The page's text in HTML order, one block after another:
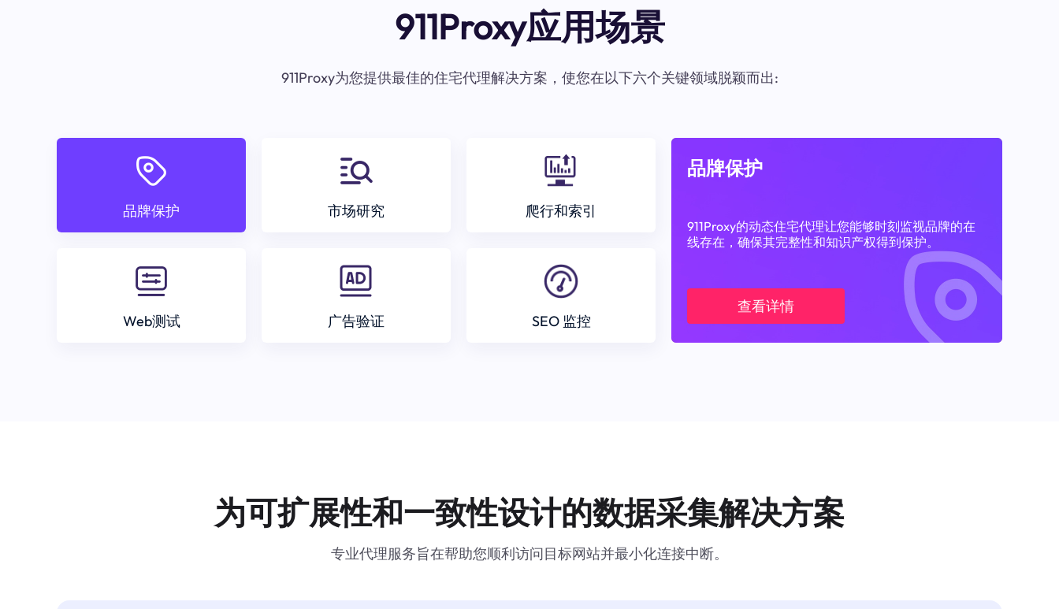
911Proxy应用场景
911Proxy为您提供最佳的住宅代理解决方案，使您在以下六个关键领域脱颖而出:
品牌保护 市场研究 爬行和索引
Web测试 广告验证 SEO 监控
品牌保护
911Proxy的动态住宅代理让您能够时刻监视品牌的在
线存在，确保其完整性和知识产权得到保护。
查看详情
为可扩展性和一致性设计的数据采集解决方案
专业代理服务旨在帮助您顺利访问目标网站并最小化连接中断。